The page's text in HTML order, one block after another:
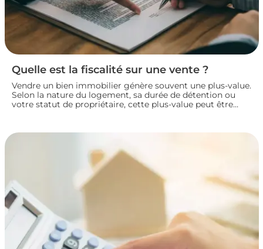
Quelle est la fiscalité sur une vente ?
Vendre un bien immobilier génère souvent une plus-value.
Selon la nature du logement, sa durée de détention ou
votre statut de propriétaire, cette plus-value peut être
exonérations et démarches à connaître avant de signer